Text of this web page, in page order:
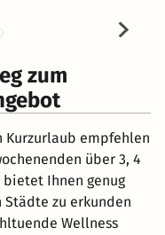
zum
Kurzurlaub empfehlen
über 3, 4
bietet Ihnen genug
zu erkunden
Wellness